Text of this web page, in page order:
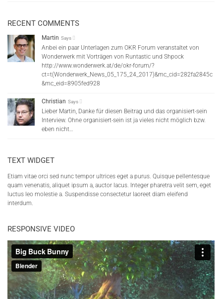
RECENT COMMENTS
Martin Says
Anbei ein paar Unterlagen zum OKR Forum veranstaltet von
Wonderwerk mit Vorträgen von Runtastic und Shpock
http://www.wonderwerk.at/de/okr-forum/?
ct=t(Wonderwerk_News_05_175_24_2017)&mc_cid=282fa2845c
&mc_eid=8905fed928
Christian Says
Lieber Martin, Danke für diesen Beitrag und das organisiert-sein
Interview. Ohne organisiert-sein ist ja vieles nicht möglich bzw.
eben nicht…
TEXT WIDGET
Etiam vitae orci sed nunc tempor ultrices eget a purus. Quisque pellentesque
quam venenatis, aliquet ipsum a, auctor lacus. Integer pharetra velit sem, eget
luctus leo molestie a. Suspendisse consectetur laoreet diam eleifend
interdum.
RESPONSIVE VIDEO